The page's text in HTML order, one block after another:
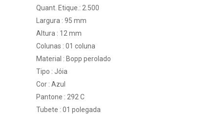
Quant. Etique.: 2.500
Largura : 95 mm
Altura : 12 mm
Colunas : 01 coluna
Material : Bopp perolado
Tipo : Jóia
Cor : Azul
Pantone : 292 C
Tubete : 01 polegada